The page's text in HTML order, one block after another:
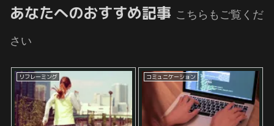
あなたへのおすすめ記事 こちらもご覧くだ
さい
リフレーミング コミュニケーション